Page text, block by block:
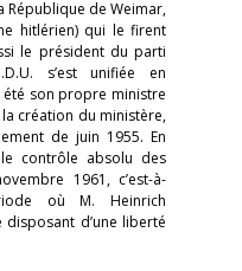
de Weimar,
hitlérien) qui le firent
le président du parti
s’est unifiée en
son propre ministre
création du ministère,
de juin 1955. En
contrôle absolu des
1961, c’est-à-
où M. Heinrich
d’une liberté